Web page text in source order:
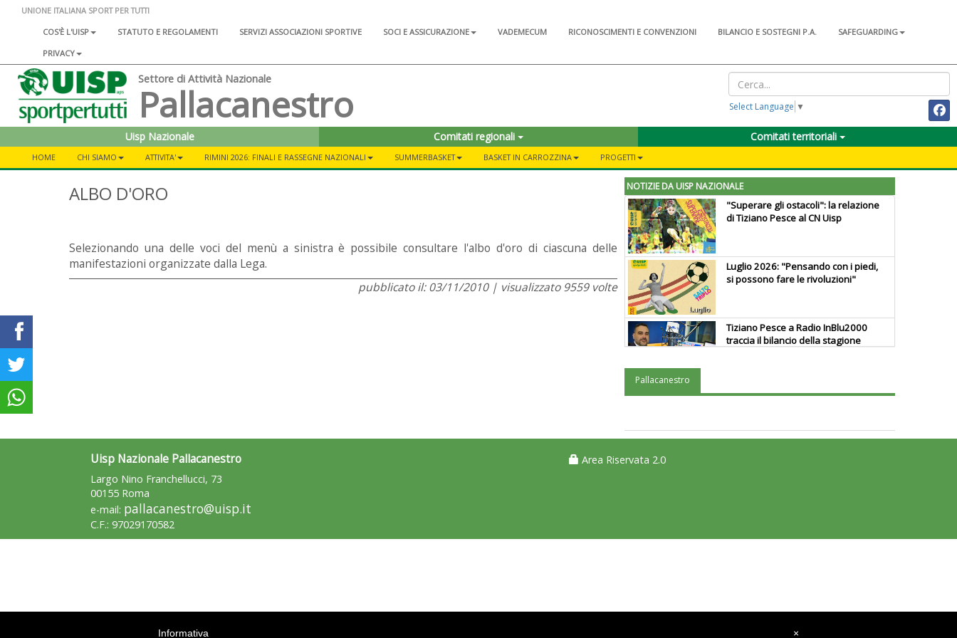
UNIONE ITALIANA SPORT PER TUTTI
COS'È L'UISP
STATUTO E REGOLAMENTI SERVIZI ASSOCIAZIONI SPORTIVE SOCI E ASSICURAZIONE VADEMECUM RICONOSCIMENTI E CONVENZIONI BILANCIO E SOSTEGNI P.A.
SAFEGUARDING
PRIVACY
Settore di Attività Nazionale
Pallacanestro Select Language ▼
Uisp Nazionale Comitati regionali Comitati territoriali
HOME CHI SIAMO ATTIVITA' RIMINI 2026: FINALI E RASSEGNE NAZIONALI SUMMERBASKET BASKET IN CARROZZINA PROGETTI
ALBO D'ORO
Selezionando una delle voci del menù a sinistra è possibile consultare l'albo d'oro di ciascuna delle
manifestazioni organizzate dalla Lega.
pubblicato il: 03/11/2010 | visualizzato 9559 volte
NOTIZIE DA UISP NAZIONALE
"Superare gli ostacoli": la relazione
di Tiziano Pesce al CN Uisp
Luglio 2026: "Pensando con i piedi,
si possono fare le rivoluzioni"
Tiziano Pesce a Radio InBlu2000
traccia il bilancio della stagione
a Roma
Pallacanestro
Uisp Nazionale Pallacanestro
Largo Nino Franchellucci, 73
00155 Roma
e-mail: pallacanestro@uisp.it
C.F.: 97029170582
Area Riservata 2.0
×
Informativa